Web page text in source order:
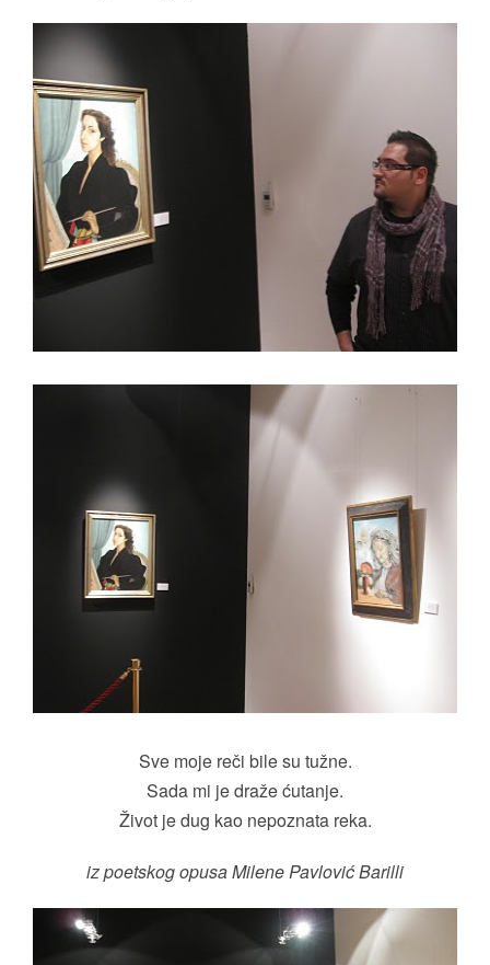
Sve moje reči bile su tužne.
Sada mi je draže ćutanje.
Život je dug kao nepoznata reka.
iz poetskog opusa Milene Pavlović Barilli